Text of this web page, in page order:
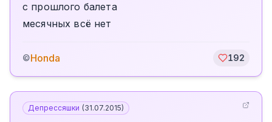
с прошлого балета
месячных всё нет
©Honda 192
Депрессяшки (31.07.2015)